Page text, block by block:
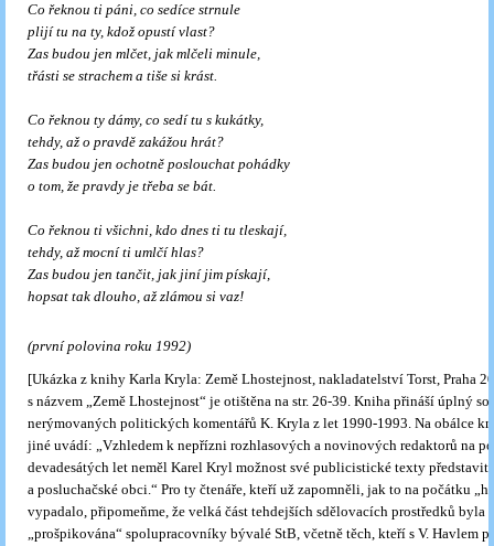
Co řeknou ti páni, co sedíce strnule
plijí tu na ty, kdož opustí vlast?
Zas budou jen mlčet, jak mlčeli minule,
třásti se strachem a tiše si krást.
Co řeknou ty dámy, co sedí tu s kukátky,
tehdy, až o pravdě zakážou hrát?
Zas budou jen ochotně poslouchat pohádky
o tom, že pravdy je třeba se bát.
Co řeknou ti všichni, kdo dnes ti tu tleskají,
tehdy, až mocní ti umlčí hlas?
Zas budou jen tančit, jak jiní jim pískají,
hopsat tak dlouho, až zlámou si vaz!
(první polovina roku 1992)
[Ukázka z knihy Karla Kryla: Země Lhostejnost, nakladatelství Torst, Praha
s názvem „Země Lhostejnost“ je otištěna na str. 26-39. Kniha přináší úplný
nerýmovaných politických komentářů K. Kryla z let 1990-1993. Na obálce
jiné uvádí: „Vzhledem k nepřízni rozhlasových a novinových redaktorů na
devadesátých let neměl Karel Kryl možnost své publicistické texty představit
a posluchačské obci.“ Pro ty čtenáře, kteří už zapomněli, jak to na počátku
vypadalo, připomeňme, že velká část tehdejších sdělovacích prostředků byla
„prošpikována“ spolupracovníky bývalé StB, včetně těch, kteří s V. Havlem